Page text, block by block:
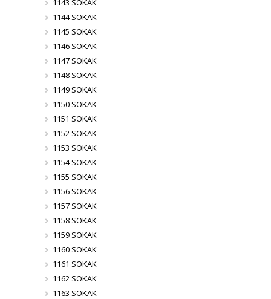
1143 SOKAK
1144 SOKAK
1145 SOKAK
1146 SOKAK
1147 SOKAK
1148 SOKAK
1149 SOKAK
1150 SOKAK
1151 SOKAK
1152 SOKAK
1153 SOKAK
1154 SOKAK
1155 SOKAK
1156 SOKAK
1157 SOKAK
1158 SOKAK
1159 SOKAK
1160 SOKAK
1161 SOKAK
1162 SOKAK
1163 SOKAK